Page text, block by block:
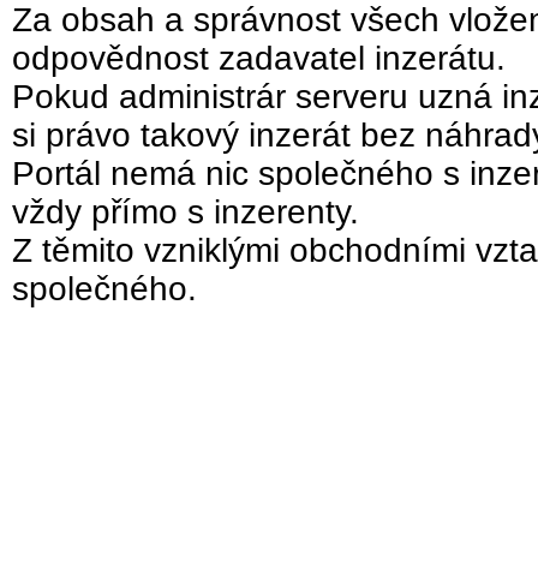
Za obsah a správnost všech
odpovědnost zadavatel inzerátu.
Pokud administrár serveru uzná
si právo takový inzerát bez
Portál nemá nic společného s
vždy přímo s inzerenty.
Z těmito vzniklými obchodními
společného.